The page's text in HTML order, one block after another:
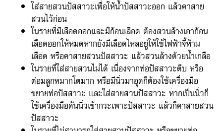
ใส่สายสวนปัสสาวะเพื่อให้น้ำปัสสาวะออก แล้วคาสาย
สวนไว้ก่อน
ในรายที่มีเลือดออกและมีก้อนเลือด ต้องสวนล้างเอาก้อน
เลือดออกให้หมดหากยังมีเลือดไหลอยู่ให้ใช้ไฟฟ้าจี้ห้าม
เลือด หรือคาสายสวนปัสสาวะ แล้วสวนล้างด้วยน้ำเกลือ
ในรายที่ใส่สายสวนไม่ได้ เนื่องจากท่อปัสสาวะตีบ หรือ
ต่อมลูกหมากโตมาก หรือมีนิ่วมาอุดก็ต้องใช้เครื่องมือ
ขยายท่อปัสสาวะ และใส่สายสวนปัสสาวะ หากเป็นนิ่วก็
ใช้เครื่องมือดันนิ่วเข้ากระเพาะปัสสาวะ แล้วก็คาสายสวน
ปัสสาวะ